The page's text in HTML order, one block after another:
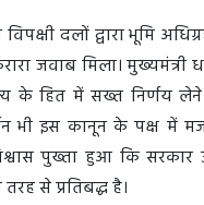
दलों द्वारा भूमि
जवाब मिला। मुख्यमंत्री
के हित में सख्त निर्णय
भी इस कानून के पक्ष में
पुख्ता हुआ कि सरकार
से प्रतिबद्ध है।